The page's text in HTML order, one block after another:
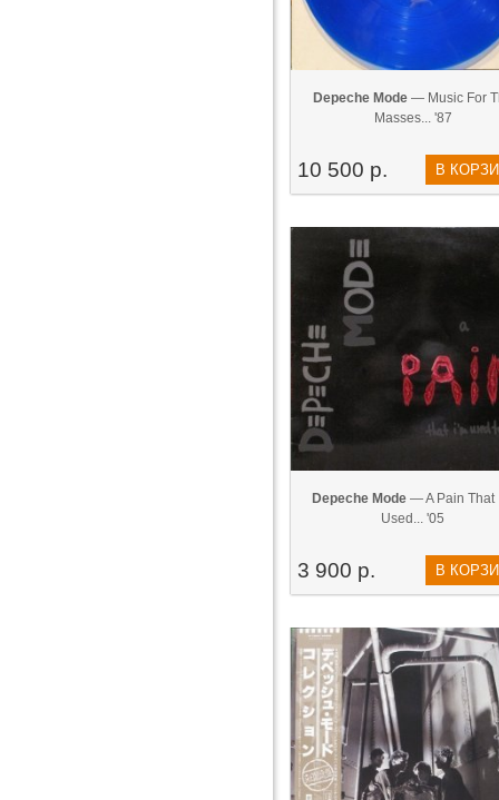
Depeche Mode— Music For
Masses... '87
10 500 р. В
Depeche Mode— A Pain That
Used... '05
3 900 р. В